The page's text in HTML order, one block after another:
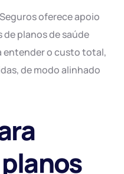
oferece apoio
planos de saúde
entender o custo total,
de modo alinhado